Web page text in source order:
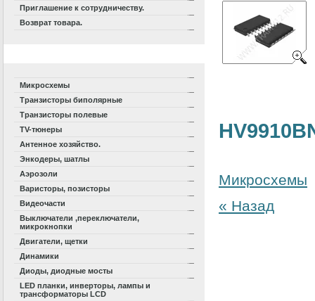
Приглашение к сотрудничеству.
Возврат товара.
Микросхемы
Транзисторы биполярные
Транзисторы полевые
TV-тюнеры
Антенное хозяйство.
Энкодеры, шатлы
Аэрозоли
Варисторы, позисторы
Видеочасти
Выключатели ,переключатели,
микрокнопки
Двигатели, щетки
Динамики
Диоды, диодные мосты
LED планки, инверторы, лампы и
трансформаторы LCD
Микросхемы
« Назад